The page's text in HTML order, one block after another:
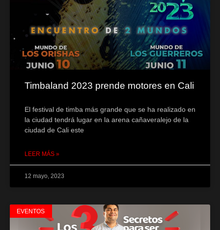
Timbaland 2023 prende motores en Cali
El festival de timba más grande que se ha realizado en
la ciudad tendrá lugar en la arena cañaveralejo de la
ciudad de Cali este
LEER MÁS »
12 mayo, 2023
EVENTOS